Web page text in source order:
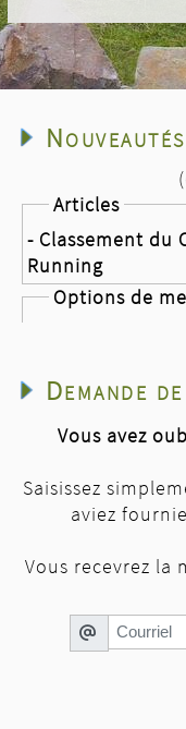
Articles
- Classement du
Running
Options de
- Les plages
- la course des
- Classement du
Running après 8
Demande
Vous avez
Saisissez
aviez
Vous recevrez la